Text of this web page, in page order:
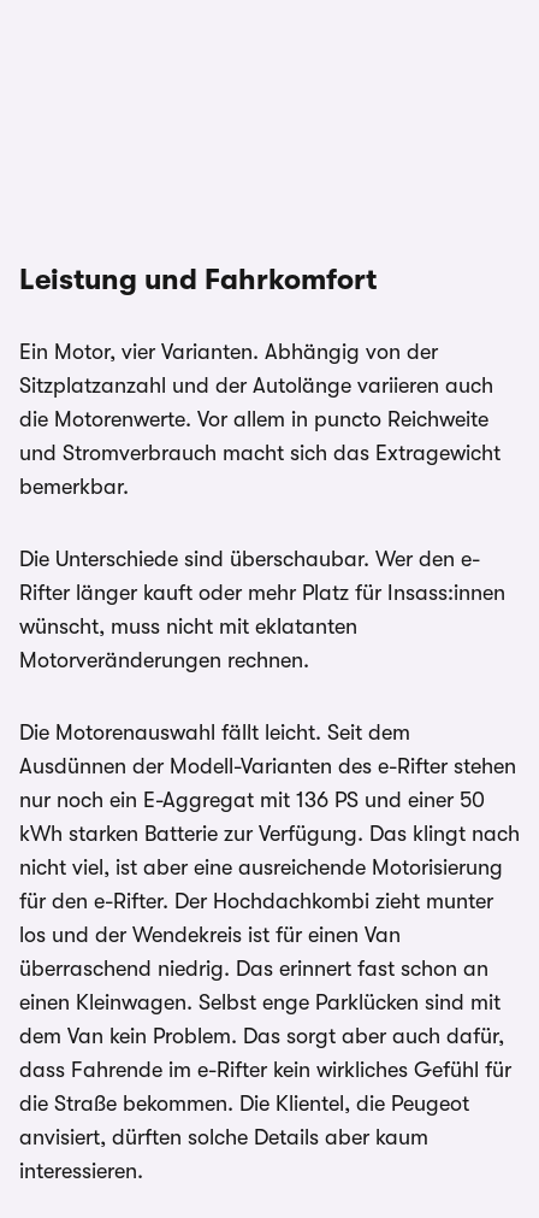
Leistung und Fahrkomfort
Ein Motor, vier Varianten. Abhängig von der
Sitzplatzanzahl und der Autolänge variieren auch
die Motorenwerte. Vor allem in puncto Reichweite
und Stromverbrauch macht sich das Extragewicht
bemerkbar.
Die Unterschiede sind überschaubar. Wer den e-
Rifter länger kauft oder mehr Platz für Insass:innen
wünscht, muss nicht mit eklatanten
Motorveränderungen rechnen.
Die Motorenauswahl fällt leicht. Seit dem
Ausdünnen der Modell-Varianten des e-Rifter stehen
nur noch ein E-Aggregat mit 136 PS und einer 50
kWh starken Batterie zur Verfügung. Das klingt nach
nicht viel, ist aber eine ausreichende Motorisierung
für den e-Rifter. Der Hochdachkombi zieht munter
los und der Wendekreis ist für einen Van
überraschend niedrig. Das erinnert fast schon an
einen Kleinwagen. Selbst enge Parklücken sind mit
dem Van kein Problem. Das sorgt aber auch dafür,
dass Fahrende im e-Rifter kein wirkliches Gefühl für
die Straße bekommen. Die Klientel, die Peugeot
anvisiert, dürften solche Details aber kaum
interessieren.